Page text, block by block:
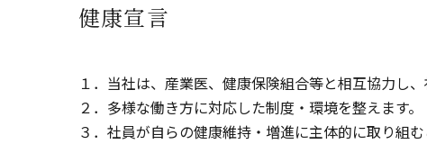
健康宣言
１．当社は、産業医、健康保険組合等と相互協力し
２．多様な働き方に対応した制度・環境を整えます。
３．社員が自らの健康維持・増進に主体的に取り組む